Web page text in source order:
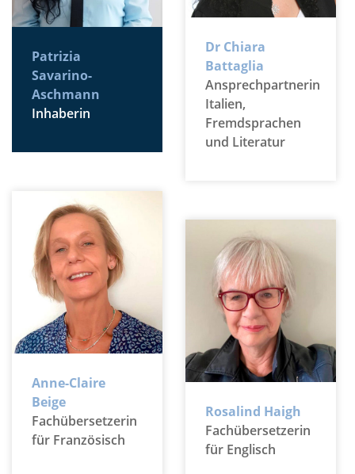
Patrizia
Savarino-
Aschmann
Inhaberin
Dr Chiara
Battaglia
Ansprechpartnerin
Italien,
Fremdsprachen
und Literatur
Anne-Claire
Beige
Fachübersetzerin
für Französisch
Rosalind Haigh
Fachübersetzerin
für Englisch